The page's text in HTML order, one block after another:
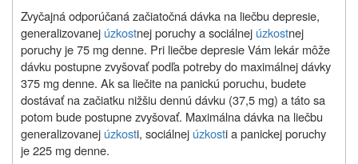
Zvyčajná odporúčaná začiatočná dávka na liečbu depresie,
generalizovanej úzkostnej poruchy a sociálnej úzkostnej
poruchy je 75 mg denne. Pri liečbe depresie Vám lekár môže
dávku postupne zvyšovať podľa potreby do maximálnej dávky
375 mg denne. Ak sa liečite na panickú poruchu, budete
dostávať na začiatku nižšiu dennú dávku (37,5 mg) a táto sa
potom bude postupne zvyšovať. Maximálna dávka na liečbu
generalizovanej úzkosti, sociálnej úzkosti a panickej poruchy
je 225 mg denne.